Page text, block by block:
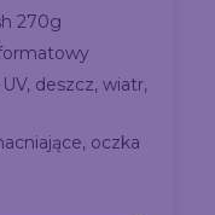
270g
deszcz, wiatr,
oczka